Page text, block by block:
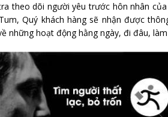
theo dõi người yêu trước hôn nhân
Quý khách hàng sẽ nhận được
những hoạt động hằng ngày, đi đâu,